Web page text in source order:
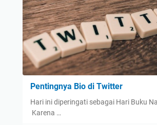
Pentingnya Bio di Twitter
Hari ini diperingati sebagai Hari Buku
Karena …